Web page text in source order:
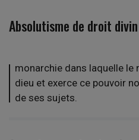
Absolutisme de droit divin
monarchie dans laquelle le
dieu et exerce ce pouvoir
de ses sujets.